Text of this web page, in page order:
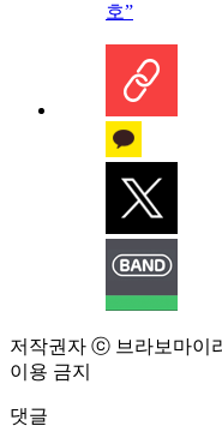
호”
저작권자 ⓒ 브라보마이
이용 금지
댓글